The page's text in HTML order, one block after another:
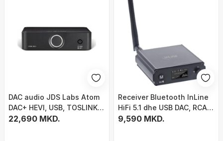
DAC audio JDS Labs Atom
DAC+ HEVI, USB, TOSLINK,
dalje RCA
22,690 MKD.
Receiver Bluetooth InLine
HiFi 5.1 dhe USB DAC, RCA
dhe Toslink, me ekran, i zi
9,590 MKD.